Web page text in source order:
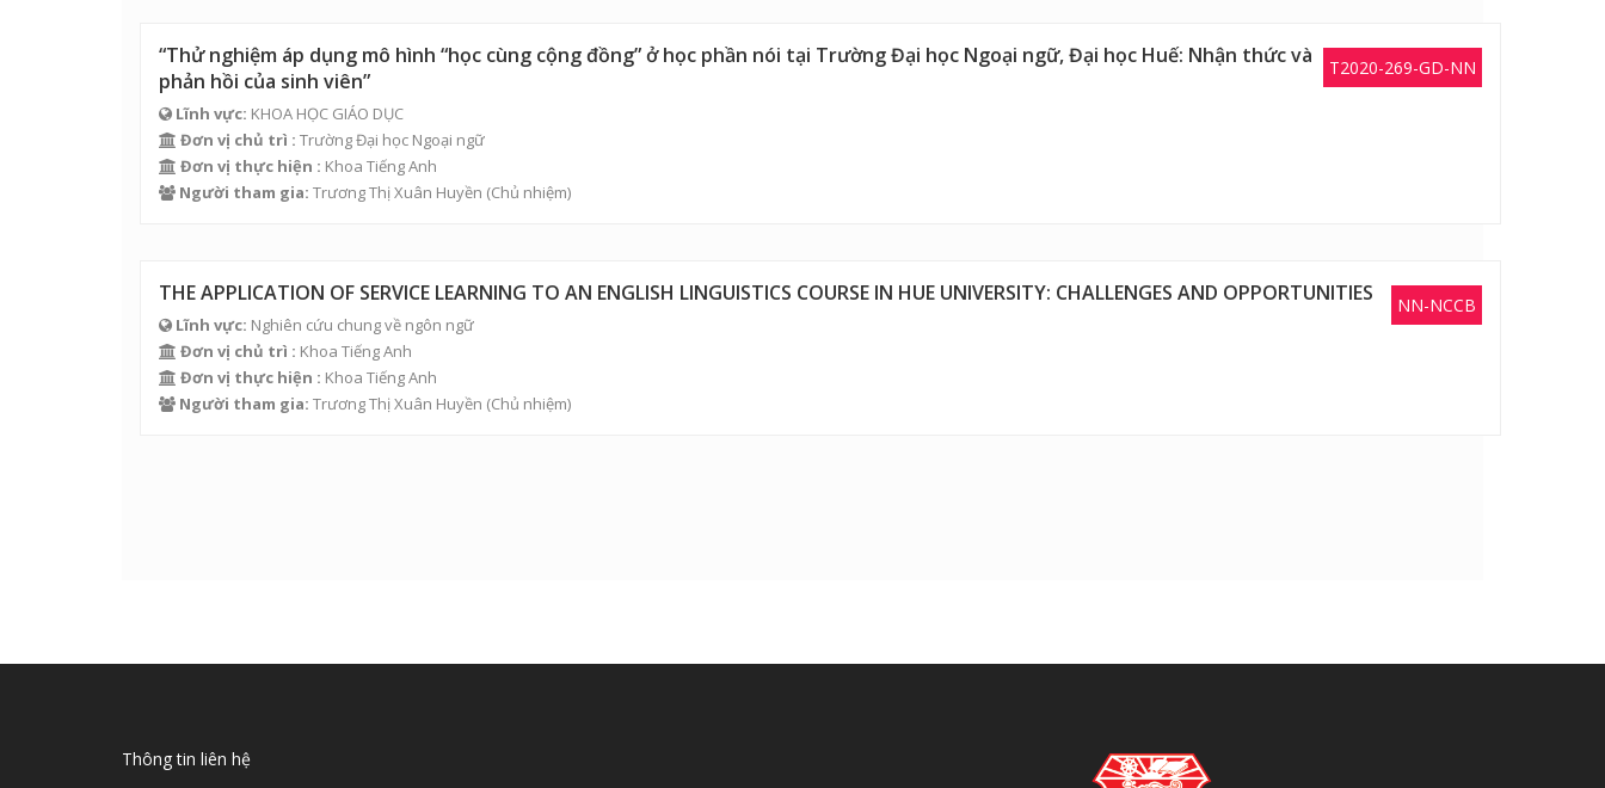
T2020-269-GD-NN
“Thử nghiệm áp dụng mô hình “học cùng cộng đồng” ở học phần nói tại Trường Đại học Ngoại ngữ, Đại học Huế: Nhận thức và
phản hồi của sinh viên”
Lĩnh vực: KHOA HỌC GIÁO DỤC
Đơn vị chủ trì : Trường Đại học Ngoại ngữ
Đơn vị thực hiện : Khoa Tiếng Anh
Người tham gia: Trương Thị Xuân Huyền (Chủ nhiệm)
NN-NCCB
THE APPLICATION OF SERVICE LEARNING TO AN ENGLISH LINGUISTICS COURSE IN HUE UNIVERSITY: CHALLENGES AND OPPORTUNITIES
Lĩnh vực: Nghiên cứu chung về ngôn ngữ
Đơn vị chủ trì : Khoa Tiếng Anh
Đơn vị thực hiện : Khoa Tiếng Anh
Người tham gia: Trương Thị Xuân Huyền (Chủ nhiệm)
Thông tin liên hệ